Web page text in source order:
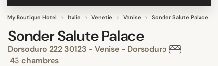
My Boutique Hotel Italie Venetie Venise Sonder Salute Palace
Sonder Salute Palace
Dorsoduro 222 30123 - Venise - Dorsoduro
43 chambres